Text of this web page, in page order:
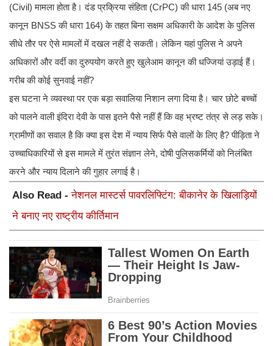
(Civil) मामला होता है। दंड प्रक्रिया संहिता (CrPC) की धारा 145 (अब नए
कानून BNSS की धारा 164) के तहत बिना सक्षम अधिकारी के आदेश के पुलिस
सीधे तौर पर ऐसे मामलों में दखल नहीं दे सकती। लेकिन यहां पुलिस ने अपने
अधिकारों और वर्दी का दुरुपयोग करते हुए खुलेआम कानून की धज्जियां उड़ाई हैं।
​गरीब की कोई सुनवाई नहीं?
इस घटना ने व्यवस्था पर एक बड़ा सवालिया निशान लगा दिया है। चार छोटे बच्चों
को पालने वाली इंदिरा देवी के पास इतने पैसे नहीं हैं कि वह भ्रष्ट तंत्र से लड़ सके।
ग्रामीणों का सवाल है कि क्या इस देश में न्याय सिर्फ पैसे वालों के लिए है? पीड़िता ने
उच्चाधिकारियों से इस मामले में तुरंत संज्ञान लेने, दोषी पुलिसकर्मियों को निलंबित
करने और न्याय दिलाने की गुहार लगाई है।
Also Read -नेशनल मास्टर्स पावरलिफ्टिंग: बीकानेर के खिलाड़ियों
ने बनाए नए राष्ट्रीय कीर्तिमान